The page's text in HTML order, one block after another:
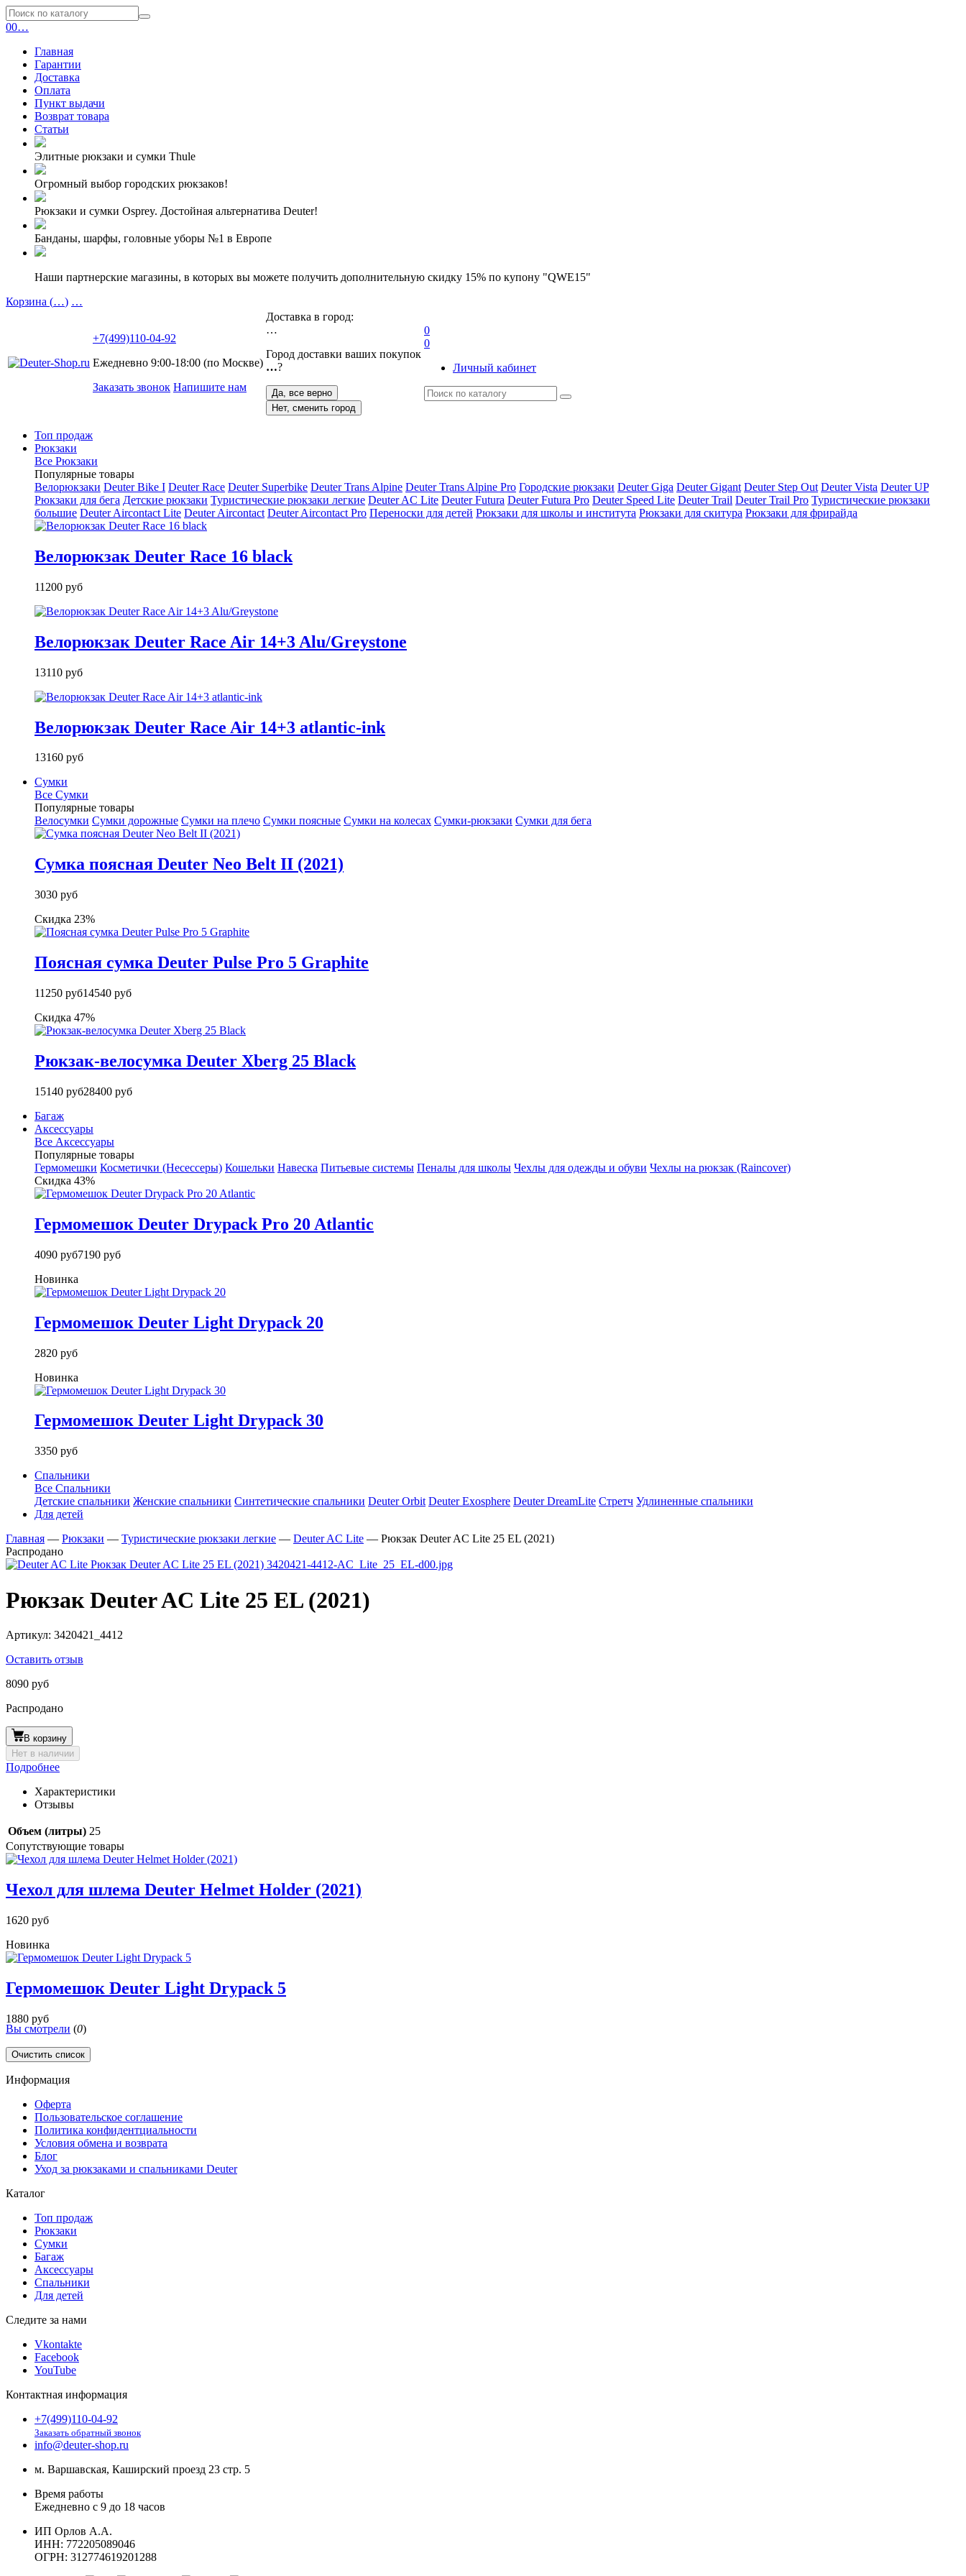
00…
Главная
Гарантии
Доставка
Оплата
Пункт выдачи
Возврат товара
Статьи
Элитные рюкзаки и сумки Thule
Огромный выбор городских рюкзаков!
Рюкзаки и сумки Osprey. Достойная альтернатива Deuter!
Банданы, шарфы, головные уборы №1 в Европе
Наши партнерские магазины, в которых вы можете получить дополнительную скидку 15% по купону "QWE15"
Корзина (…) …
+7(499)110-04-92
Ежедневно 9:00-18:00 (по Москве)
Заказать звонок Напишите нам
Доставка в город:
…
Город доставки ваших покупок
…?
Да, все верно
Нет, сменить город
0
0
Личный кабинет
Топ продаж
Рюкзаки
Все Рюкзаки
Популярные товары
Велорюкзаки Deuter Bike I Deuter Race Deuter Superbike Deuter Trans Alpine Deuter Trans Alpine Pro Городские рюкзаки Deuter Giga Deuter Gigant Deuter Step Out Deuter Vista Deuter UP
Рюкзаки для бега Детские рюкзаки Туристические рюкзаки легкие Deuter AС Lite Deuter Futura Deuter Futura Pro Deuter Speed Lite Deuter Trail Deuter Trail Pro Туристические рюкзаки
большие Deuter Aircontact Lite Deuter Aircontact Deuter Aircontact Pro Переноски для детей Рюкзаки для школы и института Рюкзаки для скитура Рюкзаки для фрирайда
Велорюкзак Deuter Race 16 black
11200 руб
Велорюкзак Deuter Race Air 14+3 Alu/Greystone
13110 руб
Велорюкзак Deuter Race Air 14+3 atlantic-ink
13160 руб
Сумки
Все Сумки
Популярные товары
Велосумки Сумки дорожные Сумки на плечо Сумки поясные Сумки на колесах Сумки-рюкзаки Сумки для бега
Сумка поясная Deuter Neo Belt II (2021)
3030 руб
Скидка 23%
Поясная сумка Deuter Pulse Pro 5 Graphite
11250 руб14540 руб
Скидка 47%
Рюкзак-велосумка Deuter Xberg 25 Black
15140 руб28400 руб
Багаж
Аксессуары
Все Аксессуары
Популярные товары
Гермомешки Косметички (Несессеры) Кошельки Навеска Питьевые системы Пеналы для школы Чехлы для одежды и обуви Чехлы на рюкзак (Raincover)
Скидка 43%
Гермомешок Deuter Drypack Pro 20 Atlantic
4090 руб7190 руб
Новинка
Гермомешок Deuter Light Drypack 20
2820 руб
Новинка
Гермомешок Deuter Light Drypack 30
3350 руб
Спальники
Все Спальники
Детские спальники Женские спальники Синтетические спальники Deuter Orbit Deuter Exosphere Deuter DreamLite Стретч Удлиненные спальники
Для детей
Главная — Рюкзаки — Туристические рюкзаки легкие — Deuter AС Lite — Рюкзак Deuter AC Lite 25 EL (2021)
Распродано
Рюкзак Deuter AC Lite 25 EL (2021)
Артикул: 3420421_4412
Оставить отзыв
8090 руб
Распродано
В корзину
Нет в наличии
Подробнее
Характеристики
Отзывы
Объем (литры) 25
Сопутствующие товары
Чехол для шлема Deuter Helmet Holder (2021)
1620 руб
Новинка
Гермомешок Deuter Light Drypack 5
1880 руб
Вы смотрели (0)
Очистить список
Информация
Оферта
Пользовательское соглашение
Политика конфидентциальности
Условия обмена и возврата
Блог
Уход за рюкзаками и спальниками Deuter
Каталог
Топ продаж
Рюкзаки
Сумки
Багаж
Аксессуары
Спальники
Для детей
Следите за нами
Vkontakte
Facebook
YouTube
Контактная информация
+7(499)110-04-92
Заказать обратный звонок
info@deuter-shop.ru
м. Варшавская, Каширский проезд 23 стр. 5
Время работы
Ежедневно с 9 до 18 часов
ИП Орлов А.А.
ИНН: 772205089046
ОГРН: 312774619201288